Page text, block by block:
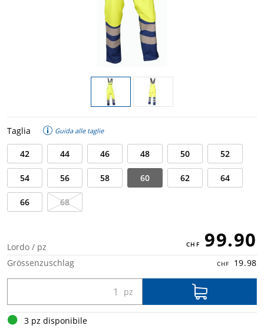
Taglia Guida alle taglie
42 44 46 48 50 52
54 56 58 60 62 64
66 68
Lordo / pz 99.90
Grössenzuschlag 19.98
3 pz disponibile